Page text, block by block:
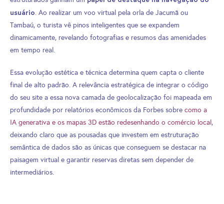
usuário. Ao realizar um voo virtual pela orla de Jacumã ou
Tambaú, o turista vê pinos inteligentes que se expandem
dinamicamente, revelando fotografias e resumos das amenidades
em tempo real.
Essa evolução estética e técnica determina quem capta o cliente
final de alto padrão. A relevância estratégica de integrar o código
do seu site a essa nova camada de geolocalização foi mapeada em
profundidade por relatórios econômicos da Forbes sobre como a
IA generativa e os mapas 3D estão redesenhando o comércio local,
deixando claro que as pousadas que investem em estruturação
semântica de dados são as únicas que conseguem se destacar na
paisagem virtual e garantir reservas diretas sem depender de
intermediários.